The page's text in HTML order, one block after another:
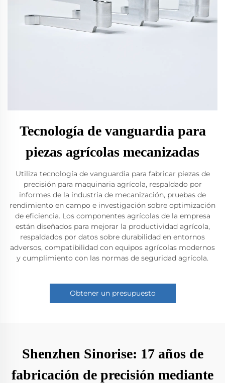
Tecnología de vanguardia para
piezas agrícolas mecanizadas
Utiliza tecnología de vanguardia para fabricar piezas de
precisión para maquinaria agrícola, respaldado por
informes de la industria de mecanización, pruebas de
rendimiento en campo e investigación sobre optimización
de eficiencia. Los componentes agrícolas de la empresa
están diseñados para mejorar la productividad agrícola,
respaldados por datos sobre durabilidad en entornos
adversos, compatibilidad con equipos agrícolas modernos
y cumplimiento con las normas de seguridad agrícola.
Obtener un presupuesto
Shenzhen Sinorise: 17 años de
fabricación de precisión mediante